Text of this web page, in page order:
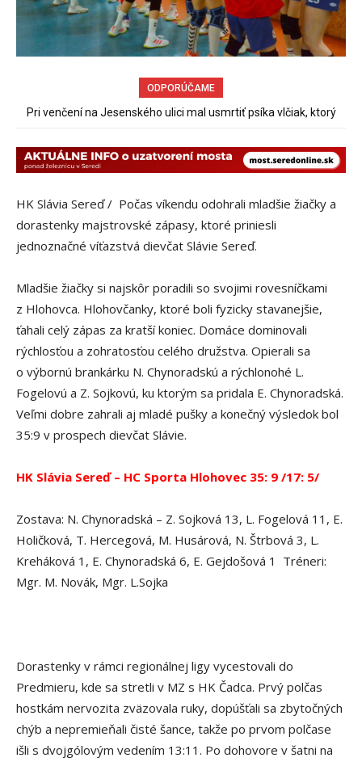
ODPORÚČAME
Pri venčení na Jesenského ulici mal usmrtiť psíka vlčiak, ktorý
HK Slávia Sereď / Počas víkendu odohrali mladšie žiačky a
dorastenky majstrovské zápasy, ktoré priniesli
jednoznačné víťazstvá dievčat Slávie Sereď.
Mladšie žiačky si najskôr poradili so svojimi rovesníčkami
z Hlohovca. Hlohovčanky, ktoré boli fyzicky stavanejšie,
ťahali celý zápas za kratší koniec. Domáce dominovali
rýchlosťou a zohratosťou celého družstva. Opierali sa
o výbornú brankárku N. Chynoradskú a rýchlonohé L.
Fogelovú a Z. Sojkovú, ku ktorým sa pridala E. Chynoradská.
Veľmi dobre zahrali aj mladé pušky a konečný výsledok bol
35:9 v prospech dievčat Slávie.
HK Slávia Sereď – HC Sporta Hlohovec 35: 9 /17: 5/
Zostava: N. Chynoradská – Z. Sojková 13, L. Fogelová 11, E.
Holičková, T. Hercegová, M. Husárová, N. Štrbová 3, L.
Kreháková 1, E. Chynoradská 6, E. Gejdošová 1 Tréneri:
Mgr. M. Novák, Mgr. L.Sojka
Dorastenky v rámci regionálnej ligy vycestovali do
Predmieru, kde sa stretli v MZ s HK Čadca. Prvý polčas
hostkám nervozita zväzovala ruky, dopúšťali sa zbytočných
chýb a nepremieňali čisté šance, takže po prvom polčase
išli s dvojgólovým vedením 13:11. Po dohovore v šatni na